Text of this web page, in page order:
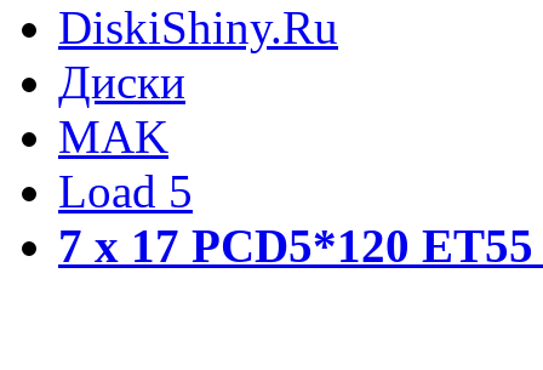
DiskiShiny.Ru
Диски
MAK
Load 5
7 x 17 PCD5*120